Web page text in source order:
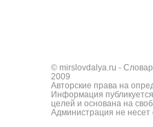
© mirslovdalya.ru -
2009
Авторские права на
Информация
целей и основана на
Администрация не несет